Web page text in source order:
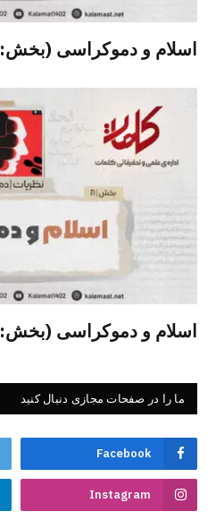
اسلام و دموکراسی (بخش: ۹)
اسلام و دموکراسی (بخش: ۸)
ما را در صفحات مجازی دنبال کنید
Facebook
Instagram